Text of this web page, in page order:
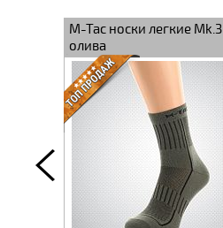
M-Tac носки легкие Мk.3
олива